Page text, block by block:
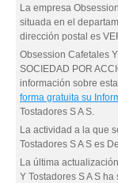
La empresa
situada en el
dirección postal es
Obsession Cafetales
SOCIEDAD POR
información sobre
forma gratuita su
Tostadores S A S.
La actividad a la que
Tostadores S A S es
La última
Y Tostadores S A S